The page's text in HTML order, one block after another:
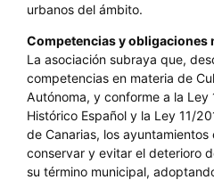
urbanos del ámbito.
Competencias y obligaciones
La asociación subraya que,
competencias en materia de
Autónoma, y conforme a la
Histórico Español y la Ley 11/
de Canarias, los
conservar y evitar el deterioro
su término municipal,